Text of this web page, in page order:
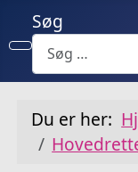
Søg
Du er her: